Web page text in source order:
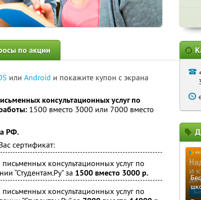
по акции
или Android и покажите купон с экрана
консультационных услуг по
1500 вместо 3000 или 7000 вместо
РФ.
сертификат:
консультационных услуг по
“Студентам.Ру” за 1500 вместо 3000 р.
консультационных услуг по